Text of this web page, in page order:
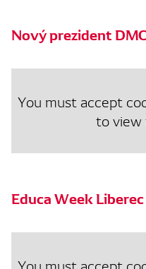
Nový prezident
You must accept
to view
Educa Week